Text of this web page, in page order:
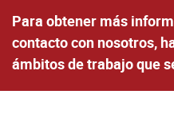
Para obtener más
contacto con nosotros,
ámbitos de trabajo que